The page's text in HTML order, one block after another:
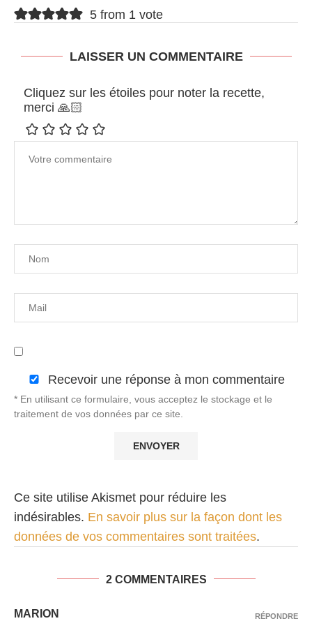
5 from 1 vote
LAISSER UN COMMENTAIRE
Cliquez sur les étoiles pour noter la recette,
merci 🙏🏻
Recevoir une réponse à mon commentaire
* En utilisant ce formulaire, vous acceptez le stockage et le
traitement de vos données par ce site.
Ce site utilise Akismet pour réduire les
indésirables. En savoir plus sur la façon dont les
données de vos commentaires sont traitées.
2 COMMENTAIRES
MARION RÉPONDRE